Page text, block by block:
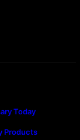
Today
Products